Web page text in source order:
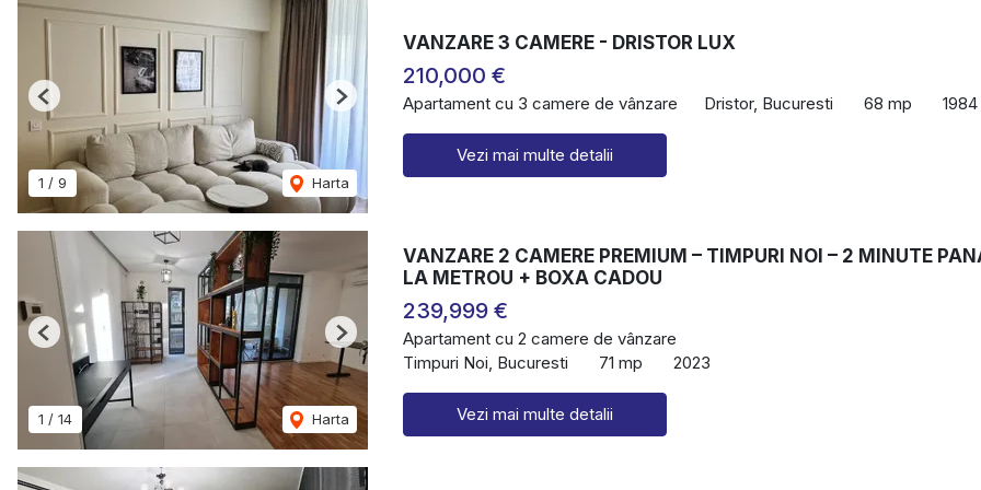
1 / 9 Harta
Previous Next
VANZARE 3 CAMERE - DRISTOR LUX
210,000 €
Apartament cu 3 camere de vânzare Dristor, Bucuresti 68 mp 1984
Vezi mai multe detalii
1 / 14 Harta
Previous Next
VANZARE 2 CAMERE PREMIUM – TIMPURI NOI – 2 MINUTE
LA METROU + BOXA CADOU
239,999 €
Apartament cu 2 camere de vânzare
Timpuri Noi, Bucuresti
71 mp 2023
Vezi mai multe detalii